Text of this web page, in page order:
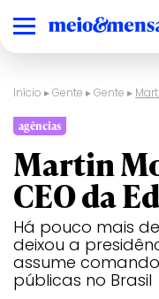
Início ▸Gente ▸Gente ▸
agências
Martin
CEO da
Há pouco mais
deixou a
assume
públicas no Brasil